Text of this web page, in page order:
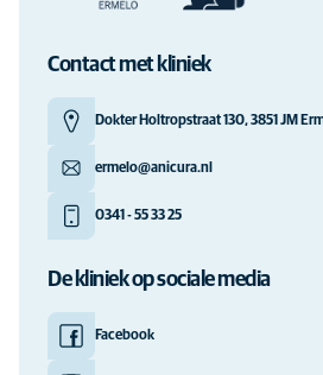
Contact met kliniek
Dokter Holtropstraat 130, 3851 JM
ermelo@anicura.nl
0341 - 55 33 25
De kliniek op sociale media
Facebook